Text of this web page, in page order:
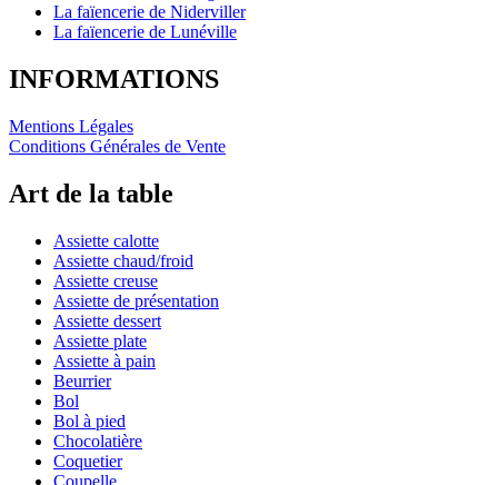
La faïencerie de Niderviller
La faïencerie de Lunéville
INFORMATIONS
Mentions Légales
Conditions Générales de Vente
Art de la table
Assiette calotte
Assiette chaud/froid
Assiette creuse
Assiette de présentation
Assiette dessert
Assiette plate
Assiette à pain
Beurrier
Bol
Bol à pied
Chocolatière
Coquetier
Coupelle